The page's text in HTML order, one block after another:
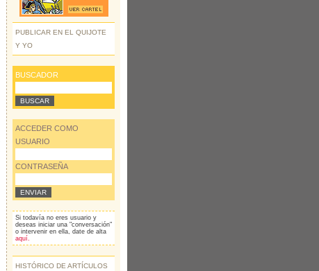
PUBLICAR EN EL QUIJOTE
Y YO
BUSCADOR
ACCEDER COMO
USUARIO
CONTRASEÑA
Si todavía no eres usuario y
deseas iniciar una "conversación"
o intervenir en ella, date de alta
aquí.
HISTÓRICO DE ARTÍCULOS